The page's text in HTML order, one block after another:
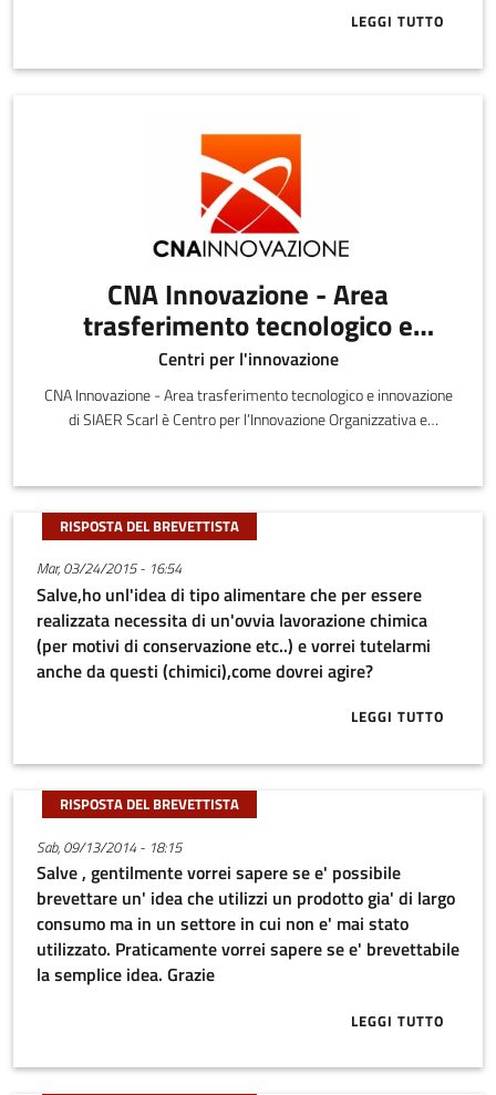
LEGGI TUTTO
ABOUT
CNA Innovazione - Area
trasferimento tecnologico e
innovazione di SIAER Scarl
Centri per l'innovazione
CNA Innovazione - Area trasferimento tecnologico e innovazione
di SIAER Scarl è Centro per l’Innovazione Organizzativa e
RISPOSTA DEL BREVETTISTA
Mar, 03/24/2015 - 16:54
Salve,ho unl'idea di tipo alimentare che per essere
realizzata necessita di un'ovvia lavorazione chimica
(per motivi di conservazione etc..) e vorrei tutelarmi
anche da questi (chimici),come dovrei agire?
LEGGI TUTTO
ABOUT
RISPOSTA DEL BREVETTISTA
Sab, 09/13/2014 - 18:15
Salve , gentilmente vorrei sapere se e' possibile
brevettare un' idea che utilizzi un prodotto gia' di largo
consumo ma in un settore in cui non e' mai stato
utilizzato. Praticamente vorrei sapere se e' brevettabile
la semplice idea. Grazie
LEGGI TUTTO
ABOUT